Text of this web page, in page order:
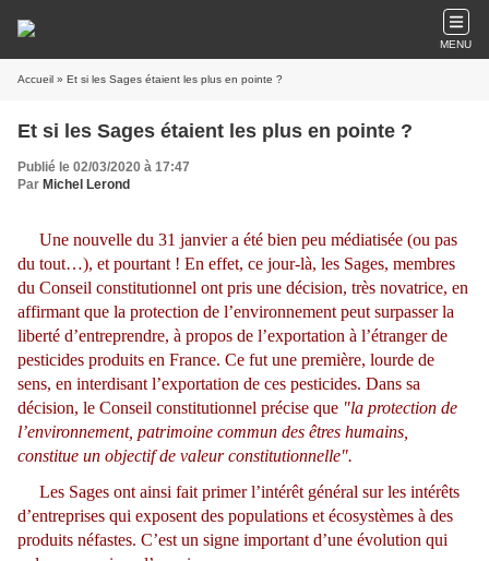
MENU
Accueil » Et si les Sages étaient les plus en pointe ?
Et si les Sages étaient les plus en pointe ?
Publié le 02/03/2020 à 17:47
Par Michel Lerond
Une nouvelle du 31 janvier a été bien peu médiatisée (ou pas
du tout…), et pourtant ! En effet, ce jour-là, les Sages, membres
du Conseil constitutionnel ont pris une décision, très novatrice, en
affirmant que la protection de l’environnement peut surpasser la
liberté d’entreprendre, à propos de l’exportation à l’étranger de
pesticides produits en France. Ce fut une première, lourde de
sens, en interdisant l’exportation de ces pesticides. Dans sa
décision, le Conseil constitutionnel précise que "la protection de
l’environnement, patrimoine commun des êtres humains,
constitue un objectif de valeur constitutionnelle".
Les Sages ont ainsi fait primer l’intérêt général sur les intérêts
d’entreprises qui exposent des populations et écosystèmes à des
produits néfastes. C’est un signe important d’une évolution qui